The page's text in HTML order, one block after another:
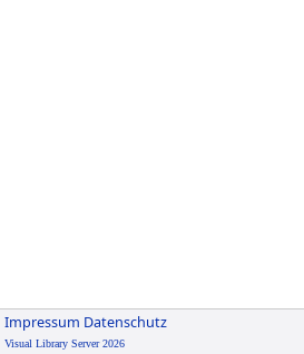
Impressum Datenschutz
Visual Library Server 2026